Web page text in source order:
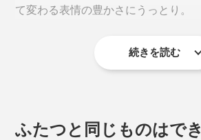
て変わる表情の豊かさにうっとり。
飲みものを入れれば、また違う美し
続きを読む
ふたつと同じものはで